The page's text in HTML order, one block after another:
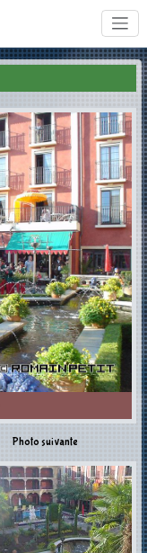
Photo suivante